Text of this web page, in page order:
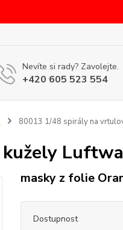
Nevíte si rady? Zavolejte.
+420 605 523 554
80013 1/48 spirály na
masky z folie
Dostupnost